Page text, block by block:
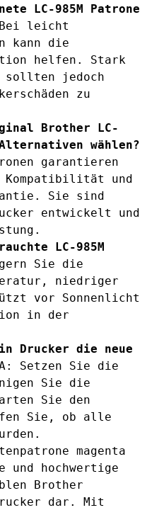
LC-985M Patrone
leicht
kann die
helfen. Stark
sollten jedoch
zu
Brother LC-
wählen?
garantieren
und
Sie sind
entwickelt und
LC-985M
Sie die
niedriger
vor Sonnenlicht
in der
Drucker die neue
Setzen Sie die
Sie die
Sie den
Sie, ob alle
magenta
hochwertige
Brother
dar. Mit